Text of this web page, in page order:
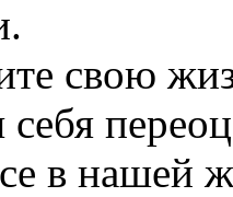
свою
в нашей